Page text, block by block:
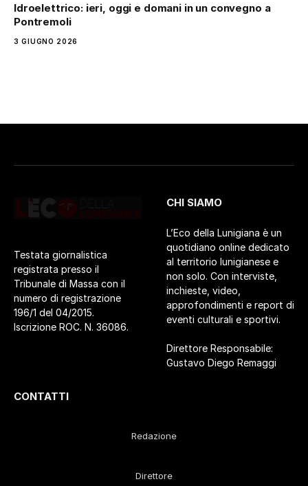
Idroelettrico: ieri, oggi e domani in un convegno a
Pontremoli
3 GIUGNO 2026
Testata giornalistica
registrata presso il
Tribunale di Massa con il
numero di registrazione
196/1 del 04/2015.
Iscrizione ROC. N. 36086.
CHI SIAMO
L’Eco della Lunigiana è un
quotidiano online dedicato
al territorio lunigianese e
non solo. Con interviste,
inchieste, video,
approfondimenti e report di
eventi culturali e sportivi.
Direttore Responsabile:
Gustavo Diego Remaggi
CONTATTI
Redazione
Direttore